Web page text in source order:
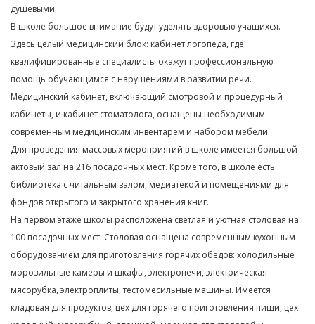
душевыми.
В школе большое внимание будут уделять здоровью учащихся.
Здесь целый медицинский блок: кабинет логопеда, где
квалифицированные специалисты окажут профессиональную
помощь обучающимся с нарушениями в развитии речи.
Медицинский кабинет, включающий смотровой и процедурный
кабинеты, и кабинет стоматолога, оснащены необходимым
современным медицинским инвентарем и набором мебели.
Для проведения массовых мероприятий в школе имеется большой
актовый зал на 216 посадочных мест. Кроме того, в школе есть
библиотека с читальным залом, медиатекой и помещениями для
фондов открытого и закрытого хранения книг.
На первом этаже школы расположена светлая и уютная столовая на
100 посадочных мест. Столовая оснащена современным кухонным
оборудованием для приготовления горячих обедов: холодильные
морозильные камеры и шкафы, электропечи, электрическая
мясорубка, электроплиты, тестомесильные машины. Имеется
кладовая для продуктов, цех для горячего приготовления пищи, цех